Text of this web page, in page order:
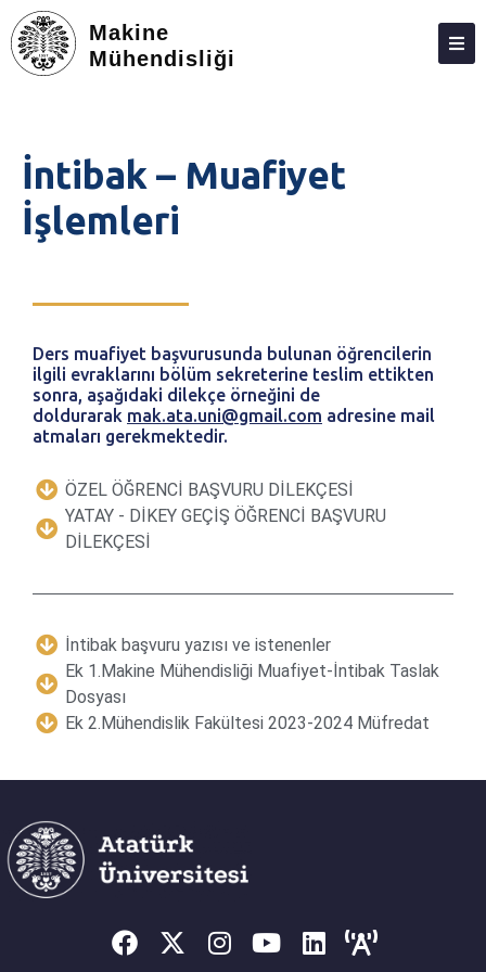
Makine
Mühendisliği
KIŞILER
ÖĞRENCILER (LISANS)
SEÇMELI TASARIM DERSI
STAJ
İŞLETMEDE MESLEKI EĞITIM (İME)
ARAŞTIRMA
TOPLUMA KATKI
ADAY ÖĞRENCILER
İntibak – Muafiyet
İşlemleri
Ders muafiyet başvurusunda bulunan öğrencilerin
ilgili evraklarını bölüm sekreterine teslim ettikten
sonra, aşağıdaki dilekçe örneğini de
doldurarak mak.ata.uni@gmail.com adresine mail
atmaları gerekmektedir.
ÖZEL ÖĞRENCİ BAŞVURU DİLEKÇESİ
YATAY - DİKEY GEÇİŞ ÖĞRENCİ BAŞVURU
DİLEKÇESİ
İntibak başvuru yazısı ve istenenler
Ek 1.Makine Mühendisliği Muafiyet-İntibak Taslak
Dosyası
Ek 2.Mühendislik Fakültesi 2023-2024 Müfredat